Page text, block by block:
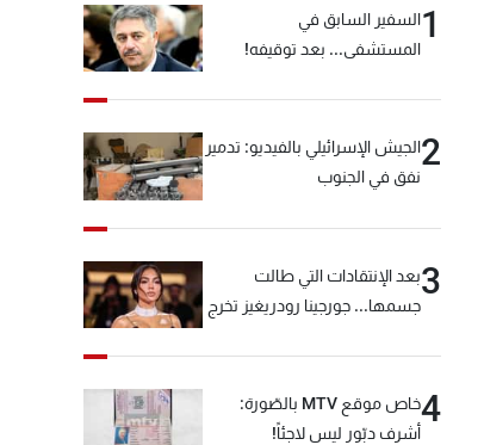
1السفير السابق في
المستشفى... بعد توقيفه!
2الجيش الإسرائيلي بالفيديو: تدمير
نفق في الجنوب
3بعد الإنتقادات التي طالت
جسمها... جورجينا رودريغيز تخرج
4
خاص موقع MTV بالصّورة:
أشرف دبّور ليس لاجئاً!